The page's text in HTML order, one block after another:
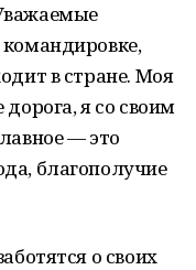
командировке,
в стране. Моя
я со своим
— это
благополучие
о своих